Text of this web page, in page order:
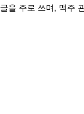
글을 주로 쓰며, 맥주